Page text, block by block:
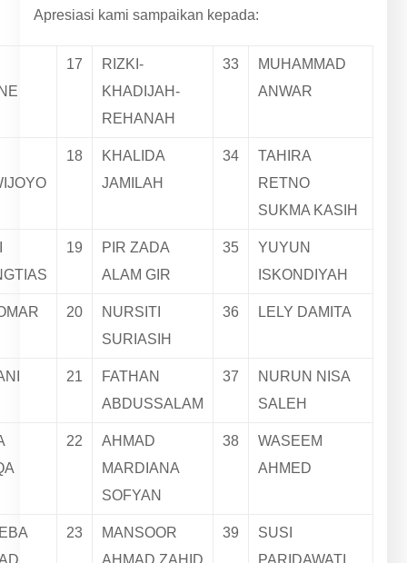
Apresiasi kami sampaikan kepada:
17
RIZKI-
KHADIJAH-
REHANAH
33
MUHAMMAD
ANWAR
18
KHALIDA
JAMILAH
34
TAHIRA
RETNO
SUKMA KASIH
19
PIR ZADA
ALAM GIR
35
YUYUN
ISKONDIYAH
20
NURSITI
SURIASIH
36 LELY DAMITA
21
FATHAN
ABDUSSALAM
37
NURUN NISA
SALEH
22
AHMAD
MARDIANA
SOFYAN
38
WASEEM
AHMED
23
MANSOOR
39
SUSI